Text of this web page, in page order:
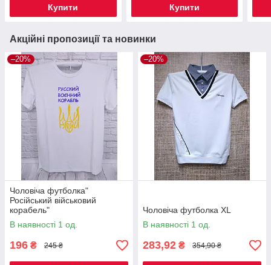
Купити Купити
Акційні пропозиції та новинки
–20%
Чоловіча футболка"
Російський військовий
корабель"
В наявності 1 од.
196 ₴ 245 ₴
–20%
Чоловіча футболка XL
В наявності 1 од.
283,92 ₴ 354,90 ₴